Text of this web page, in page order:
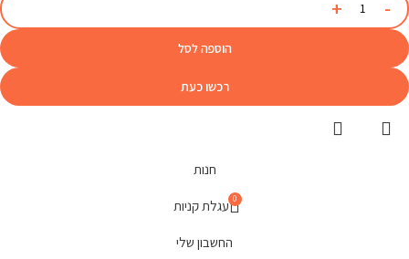
הוספה לסל
רכשו כעת
חנות
0 עגלת קניות
החשבון שלי